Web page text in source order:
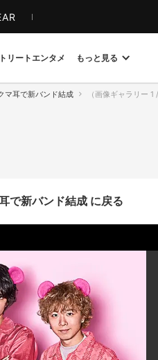
リート エンタメ もっと見る
マ耳で新バンド結成 （画像ギャラリー
で新バンド結成 に戻る